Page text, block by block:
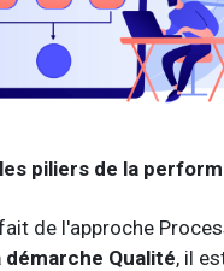
piliers de la
de l'approche
Qualité, il